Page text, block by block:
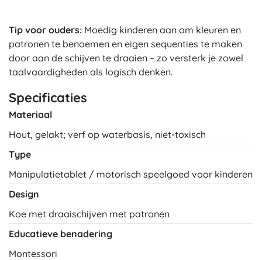
Tip voor ouders: Moedig kinderen aan om kleuren en
patronen te benoemen en eigen sequenties te maken
door aan de schijven te draaien – zo versterk je zowel
taalvaardigheden als logisch denken.
Specificaties
Materiaal
Hout, gelakt; verf op waterbasis, niet-toxisch
Type
Manipulatietablet / motorisch speelgoed voor kinderen
Design
Koe met draaischijven met patronen
Educatieve benadering
Montessori